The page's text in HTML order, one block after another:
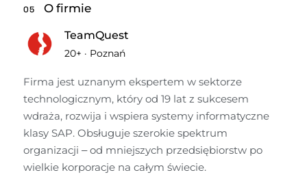
05 O firmie
TeamQuest
20+ · Poznań
Firma jest uznanym ekspertem w sektorze
technologicznym, który od 19 lat z sukcesem
wdraża, rozwija i wspiera systemy informatyczne
klasy SAP. Obsługuje szerokie spektrum
organizacji – od mniejszych przedsiębiorstw po
wielkie korporacje na całym świecie.